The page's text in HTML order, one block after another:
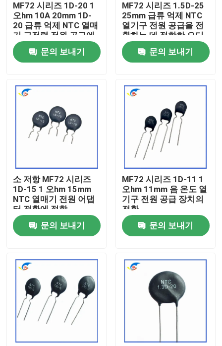
제품
비디오
공장 투어
품질 관리
뉴스
사건
PTC 서미스터
MF72 시리즈 1D-20 1
오hm 10A 20mm 1D-
20 급류 억제 NTC 열매
기 고전력 전원 공급에
적합
문의 보내기
MF72 시리즈 1.5D-25
25mm 급류 억제 NTC
열기구 전원 공급을 전
환하는 데 적합한 오디
오 증폭기
문의 보내기
소 저항 MF72 시리즈
1D-15 1 오hm 15mm
NTC 열매기 전원 어댑
터 전환에 적합
문의 보내기
MF72 시리즈 1D-11 1
오hm 11mm 음 온도 열
기구 전원 공급 장치의
전환
문의 보내기